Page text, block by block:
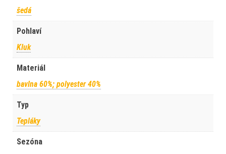
šedá
Pohlaví
Kluk
Materiál
bavlna 60%; polyester 40%
Typ
Tepláky
Sezóna